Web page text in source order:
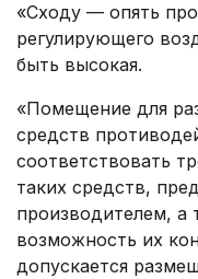
«Сходу — опять
регулирующего
быть высокая.
«Помещение для
средств
соответствовать
таких средств,
производителем, а
возможность их
допускается